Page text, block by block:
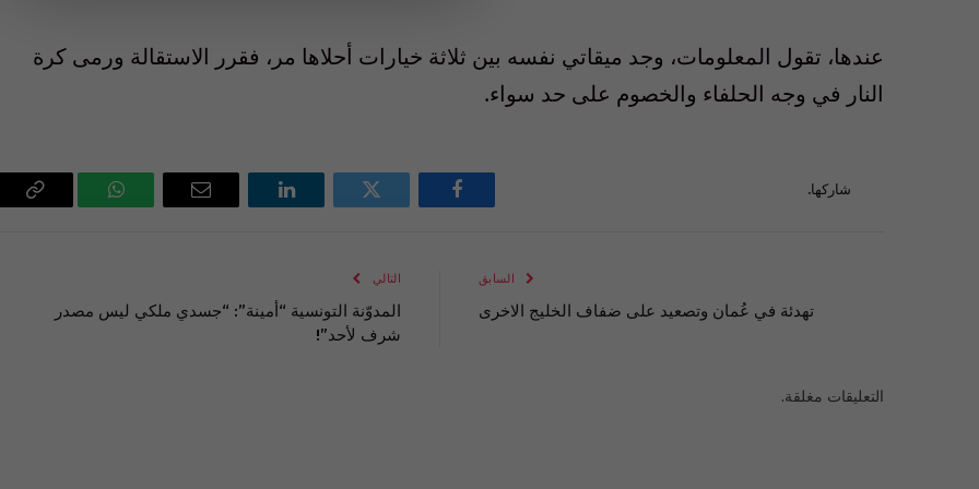
عندها، تقول المعلومات، وجد ميقاتي نفسه بين ثلاثة خيارات أحلاها مر، فقرر الاستقالة ورمى كرة
النار في وجه الحلفاء والخصوم على حد سواء.
شاركها.
فيسبوك تويتر لينكدإن
البريد
واتساب
السابق
تهدئة في عُمان وتصعيد على ضفاف الخليج الاخرى
التالي
المدوّنة التونسية “أمينة”: “جسدي ملكي ليس مصدر
شرف لأحد”!
التعليقات مغلقة.